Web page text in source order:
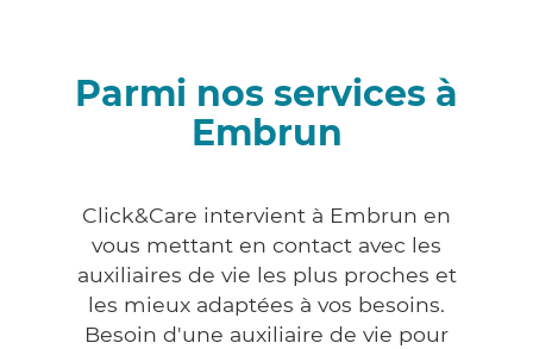
Parmi nos services à
Embrun
Click&Care intervient à Embrun en
vous mettant en contact avec les
auxiliaires de vie les plus proches et
les mieux adaptées à vos besoins.
Besoin d'une auxiliaire de vie pour